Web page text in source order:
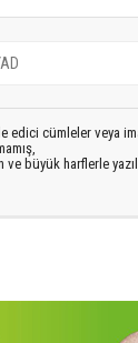
edici cümleler veya
ve büyük harflerle